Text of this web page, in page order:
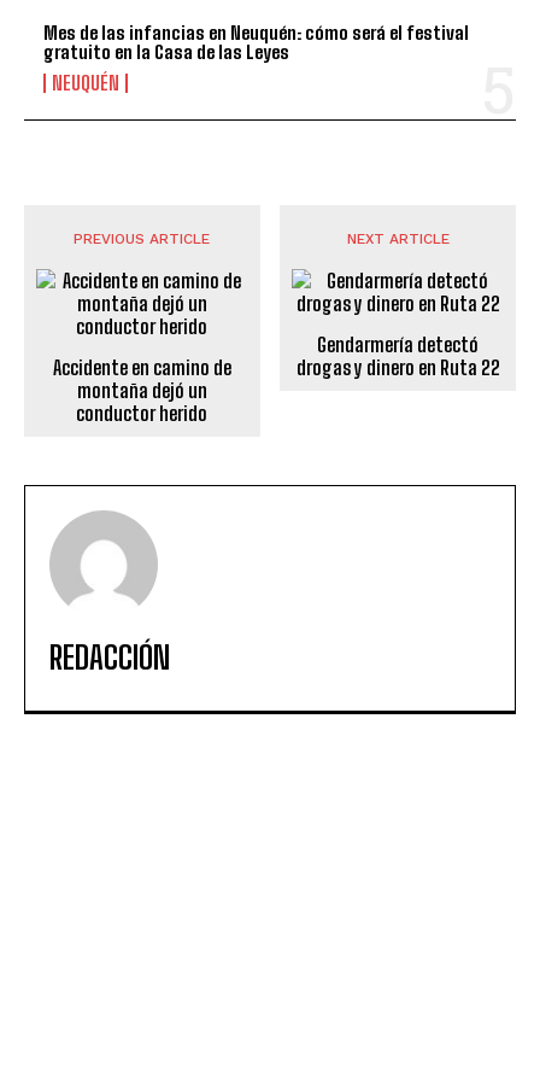
Mes de las infancias en Neuquén: cómo será el festival
gratuito en la Casa de las Leyes
NEUQUÉN
PREVIOUS ARTICLE
Accidente en camino de
montaña dejó un
conductor herido
NEXT ARTICLE
Gendarmería detectó
drogas y dinero en Ruta 22
REDACCIÓN